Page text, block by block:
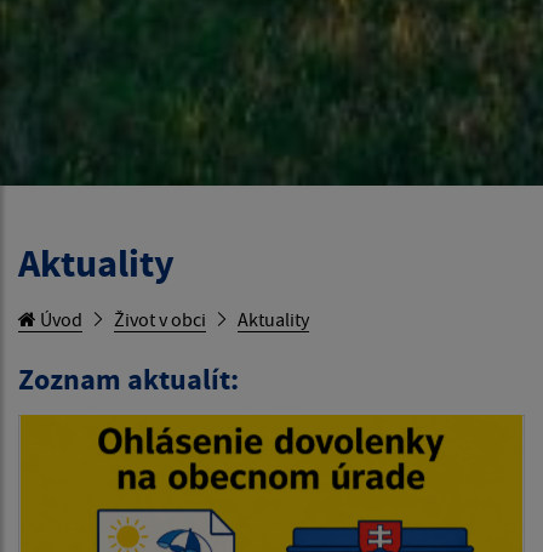
Aktuality
Úvod Život v obci Aktuality
Zoznam aktualít: